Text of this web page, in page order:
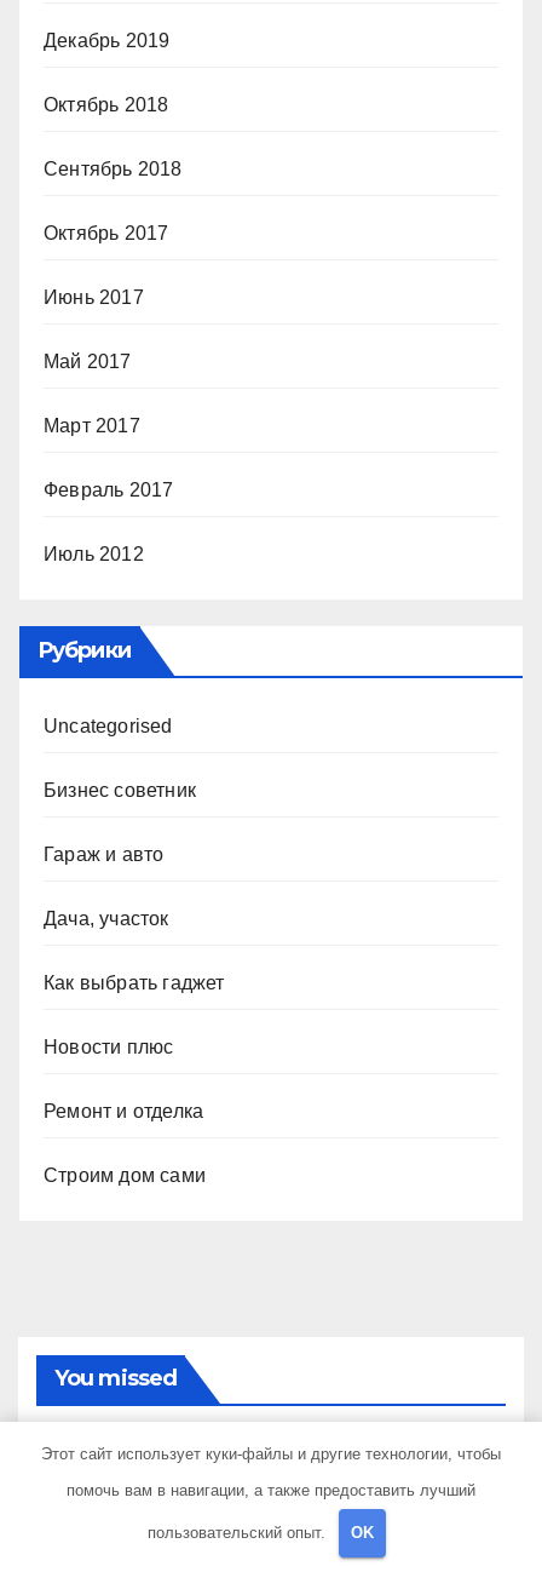
Декабрь 2019
Октябрь 2018
Сентябрь 2018
Октябрь 2017
Июнь 2017
Май 2017
Март 2017
Февраль 2017
Июль 2012
Рубрики
Uncategorised
Бизнес советник
Гараж и авто
Дача, участок
Как выбрать гаджет
Новости плюс
Ремонт и отделка
Строим дом сами
You missed
Этот сайт использует куки-файлы и другие технологии, чтобы
помочь вам в навигации, а также предоставить лучший
пользовательский опыт. OK